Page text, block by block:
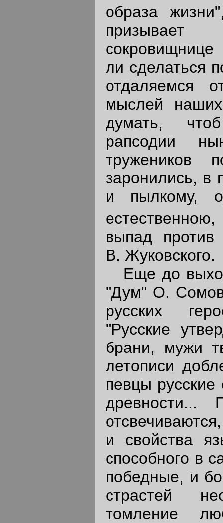
образа
призывает
ли сделаться
отдаляемся
мыслей
думать,
рапсодии
тружеников
заронились, в
и пылкому,
выпад против
В. Жуковского.
Еще до
"Дум" О. Сомов
русских
"Русские
брани, мужи
летописи
певцы русские
древности...
и свойства
способного в
победные, и
страстей
томление